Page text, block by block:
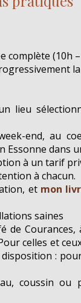
complète (10h
lieu
end, au
Essonne dans
à un tarif
à chacun.
et mon
saines
de Courances,
celles et
:
coussin ou